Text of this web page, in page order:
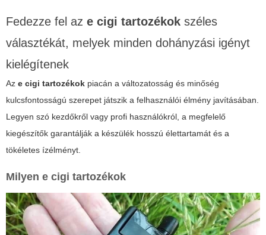
Fedezze fel az e cigi tartozékok széles
választékát, melyek minden dohányzási igényt
kielégítenek
Az e cigi tartozékok piacán a változatosság és minőség
kulcsfontosságú szerepet játszik a felhasználói élmény javításában.
Legyen szó kezdőkről vagy profi használókról, a megfelelő
kiegészítők garantálják a készülék hosszú élettartamát és a
tökéletes ízélményt.
Milyen e cigi tartozékok